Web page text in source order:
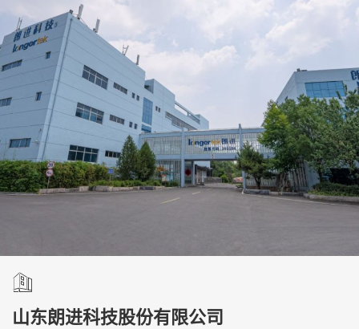
山东朗进科技股份有限公司